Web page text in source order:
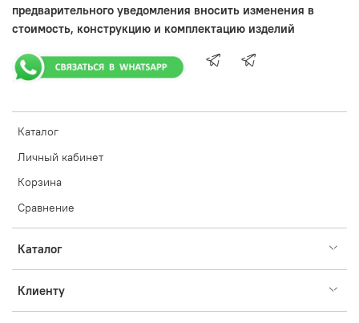
Каталог
Личный кабинет
Корзина
Сравнение
Каталог
Клиенту
предварительного уведомления вносить изменения в
стоимость, конструкцию и комплектацию изделий